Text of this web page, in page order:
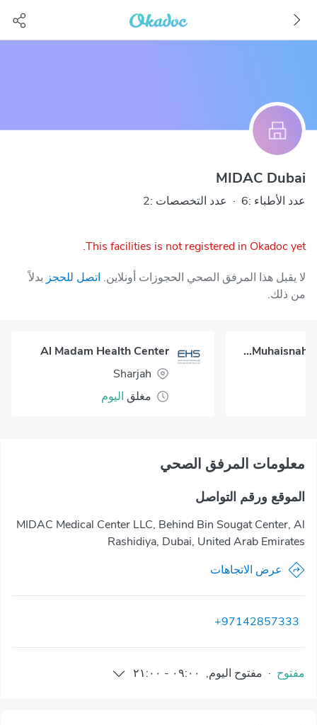
MIDAC Dubai
عدد الأطباء :6 · عدد التخصصات :2
This facilities is not registered in Okadoc yet.
لا يقبل هذا المرفق الصحي الحجوزات أونلاين. اتصل للحجز بدلاً
من ذلك.
Al Madam Health Center
Sharjah
مغلق اليوم
Al Muhaisnah Health Center
معلومات المرفق الصحي
الموقع ورقم التواصل
MIDAC Medical Center LLC, Behind Bin Sougat Center, Al
Rashidiya, Dubai, United Arab Emirates
عرض الاتجاهات
+97142857333
مفتوح · مفتوح اليوم, ٠٩:٠٠ - ٢١:٠٠